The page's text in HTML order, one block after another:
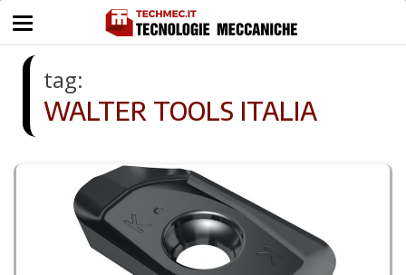
tag:
WALTER TOOLS ITALIA